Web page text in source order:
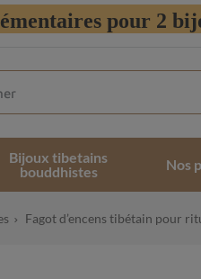
pour 2
Bijoux tibetains
bouddhistes
Nos
Fagot d’encens tibétain pour